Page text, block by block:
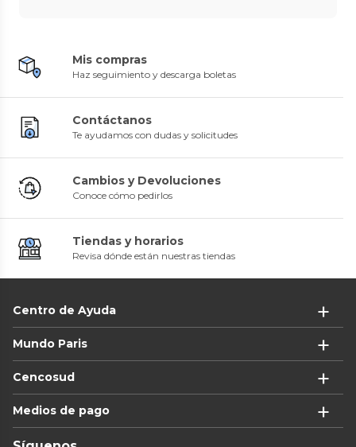
Mis compras
Haz seguimiento y descarga boletas
Contáctanos
Te ayudamos con dudas y solicitudes
Cambios y Devoluciones
Conoce cómo pedirlos
Tiendas y horarios
Revisa dónde están nuestras tiendas
Centro de Ayuda
Mundo Paris
Cencosud
Medios de pago